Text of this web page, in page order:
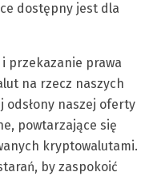
dostępny jest dla
przekazanie prawa
na rzecz naszych
odsłony naszej oferty
powtarzające się
kryptowalutami.
by zaspokoić